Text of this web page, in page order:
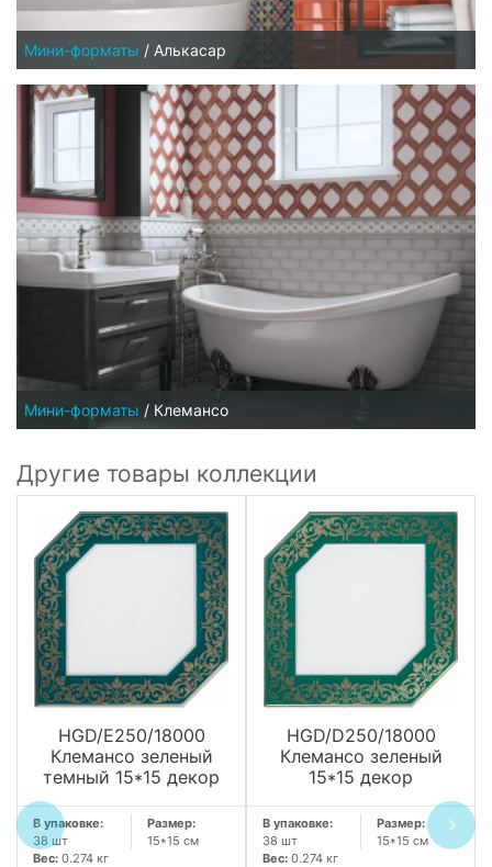
Мини-форматы / Алькасар
Мини-форматы / Клемансо
Другие товары коллекции
HGD/E250/18000
Клемансо зеленый
темный 15*15 декор
В упаковке:
38 шт
Размер:
15*15 см
Вес: 0.274 кг
HGD/D250/18000
Клемансо зеленый
15*15 декор
В упаковке:
38 шт
Размер:
15*15 см
Вес: 0.274 кг